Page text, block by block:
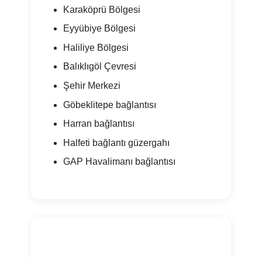
Karaköprü Bölgesi
Eyyübiye Bölgesi
Haliliye Bölgesi
Balıklıgöl Çevresi
Şehir Merkezi
Göbeklitepe bağlantısı
Harran bağlantısı
Halfeti bağlantı güzergahı
GAP Havalimanı bağlantısı